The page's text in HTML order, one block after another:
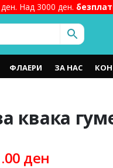
Над 3000 ден.
ФЛАЕРИ ЗА НАС
квака
ден